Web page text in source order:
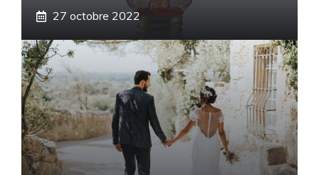
27 octobre 2022